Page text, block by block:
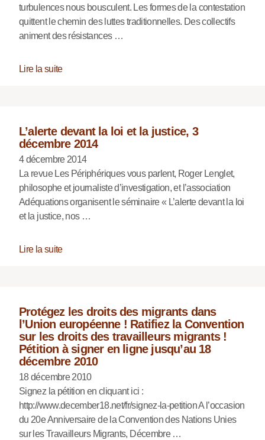
turbulences nous bousculent. Les formes de la contestation
quittent le chemin des luttes traditionnelles. Des collectifs
animent des résistances …
Lire la suite
L’alerte devant la loi et la justice, 3
décembre 2014
4 décembre 2014
La revue Les Périphériques vous parlent, Roger Lenglet,
philosophe et journaliste d’investigation, et l’association
Adéquations organisent le séminaire « L’alerte devant la loi
et la justice, nos …
Lire la suite
Protégez les droits des migrants dans
l’Union européenne ! Ratifiez la Convention
sur les droits des travailleurs migrants !
Pétition à signer en ligne jusqu’au 18
décembre 2010
18 décembre 2010
Signez la pétition en cliquant ici :
http://www.december18.net/fr/signez-la-petition A l’occasion
du 20e Anniversaire de la Convention des Nations Unies
sur les Travailleurs Migrants, Décembre …